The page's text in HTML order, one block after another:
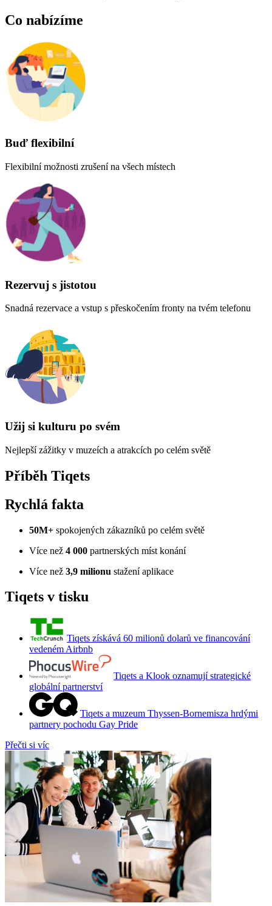
Co nabízíme
Buď flexibilní
Flexibilní možnosti zrušení na všech místech
Rezervuj s jistotou
Snadná rezervace a vstup s přeskočením fronty na tvém telefonu
Užij si kulturu po svém
Nejlepší zážitky v muzeích a atrakcích po celém světě
Příběh Tiqets
Rychlá fakta
50M+ spokojených zákazníků po celém světě
Více než 4 000 partnerských míst konání
Více než 3,9 milionu stažení aplikace
Tiqets v tisku
Tiqets získává 60 milionů dolarů ve financování
vedeném Airbnb
Tiqets a Klook oznamují strategické
globální partnerství
Tiqets a muzeum Thyssen-Bornemisza hrdými
partnery pochodu Gay Pride
Přečti si víc